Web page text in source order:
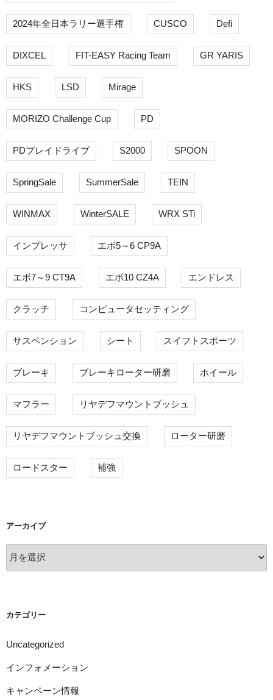
2024年全日本ラリー選手権 CUSCO Defi
DIXCEL FIT-EASY Racing Team GR YARIS
HKS LSD Mirage
MORIZO Challenge Cup PD
PDプレイドライブ S2000 SPOON
SpringSale SummerSale TEIN
WINMAX WinterSALE WRX STi
インプレッサ エボ5～6 CP9A
エボ7～9 CT9A エボ10 CZ4A エンドレス
クラッチ コンピュータセッティング
サスペンション シート スイフトスポーツ
ブレーキ ブレーキローター研磨 ホイール
マフラー リヤデフマウントブッシュ
リヤデフマウントブッシュ交換 ローター研磨
ロードスター 補強
アーカイブ
ー
カテゴリー
Uncategorized
インフォメーション
キャンペーン情報